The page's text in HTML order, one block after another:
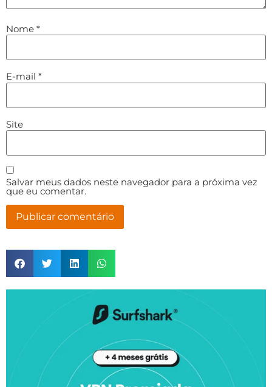
Nome *
E-mail *
Site
Salvar meus dados neste navegador para a próxima vez
que eu comentar.